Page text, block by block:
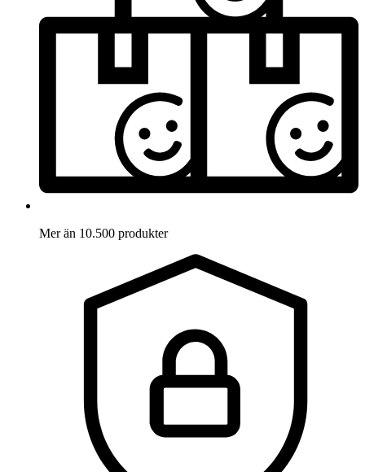
Mer än 10.500 produkter